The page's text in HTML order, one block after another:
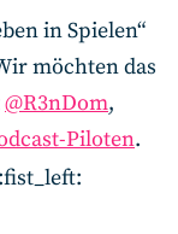
in Spielen“
möchten das
@R3nDom,
Piloten.